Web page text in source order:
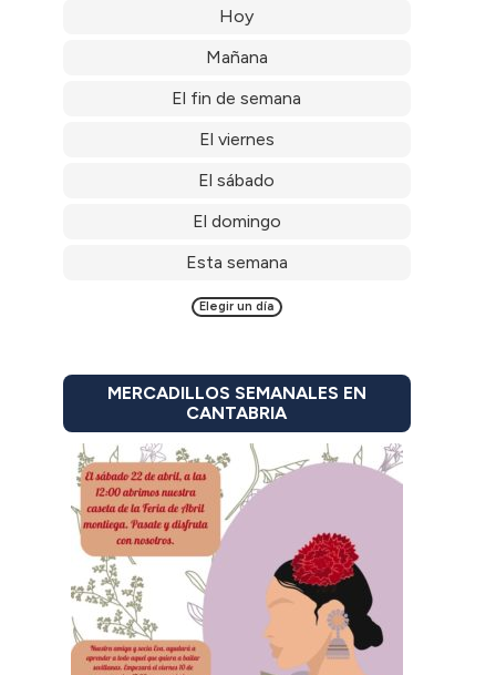
Hoy
Mañana
El fin de semana
El viernes
El sábado
El domingo
Esta semana
Elegir un día
MERCADILLOS SEMANALES EN
CANTABRIA